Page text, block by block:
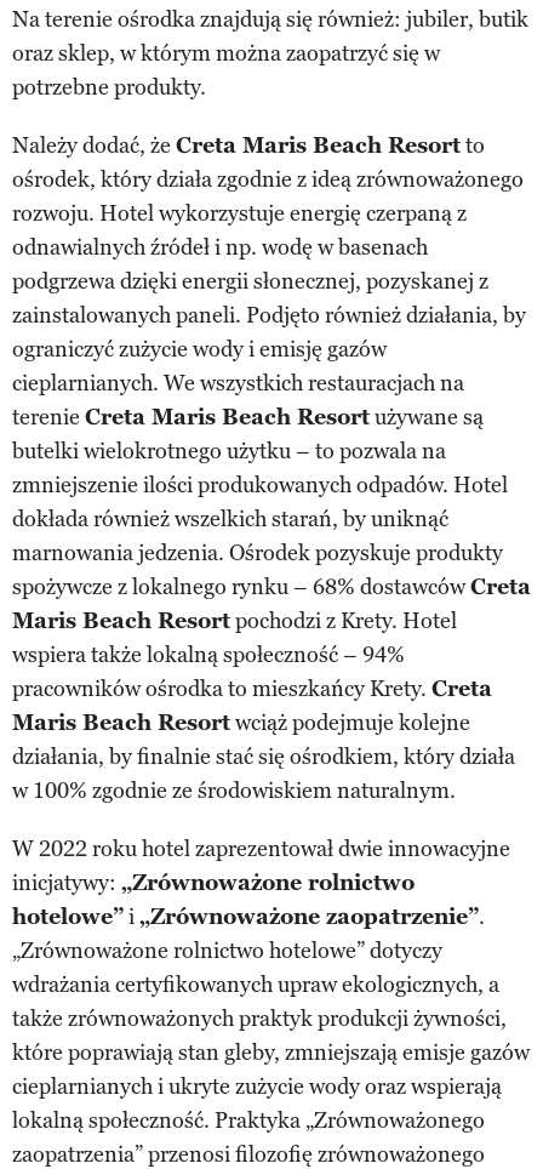
Na terenie ośrodka znajdują się również: jubiler, butik
oraz sklep, w którym można zaopatrzyć się w
potrzebne produkty.
Należy dodać, że Creta Maris Beach Resortto
ośrodek, który działa zgodnie z ideą zrównoważonego
rozwoju. Hotel wykorzystuje energię czerpaną z
odnawialnych źródeł i np. wodę w basenach
podgrzewa dzięki energii słonecznej, pozyskanej z
zainstalowanych paneli. Podjęto również działania, by
ograniczyć zużycie wody i emisję gazów
cieplarnianych. We wszystkich restauracjach na
terenie Creta Maris Beach Resortużywane są
butelki wielokrotnego użytku – to pozwala na
zmniejszenie ilości produkowanych odpadów. Hotel
dokłada również wszelkich starań, by uniknąć
marnowania jedzenia. Ośrodek pozyskuje produkty
spożywcze z lokalnego rynku – 68% dostawcówCreta
Maris Beach Resortpochodzi z Krety. Hotel
wspiera także lokalną społeczność – 94%
pracowników ośrodka to mieszkańcy Krety. Creta
Maris Beach Resortwciąż podejmuje kolejne
działania, by finalnie stać się ośrodkiem, który działa
w 100% zgodnie ze środowiskiem naturalnym.
W 2022 roku hotel zaprezentował dwie innowacyjne
inicjatywy: „Zrównoważone rolnictwo
hotelowe”i„Zrównoważone zaopatrzenie”.
„Zrównoważone rolnictwo hotelowe” dotyczy
wdrażania certyfikowanych upraw ekologicznych, a
także zrównoważonych praktyk produkcji żywności,
które poprawiają stan gleby, zmniejszają emisje gazów
cieplarnianych i ukryte zużycie wody oraz wspierają
lokalną społeczność. Praktyka „Zrównoważonego
zaopatrzenia” przenosi filozofię zrównoważonego